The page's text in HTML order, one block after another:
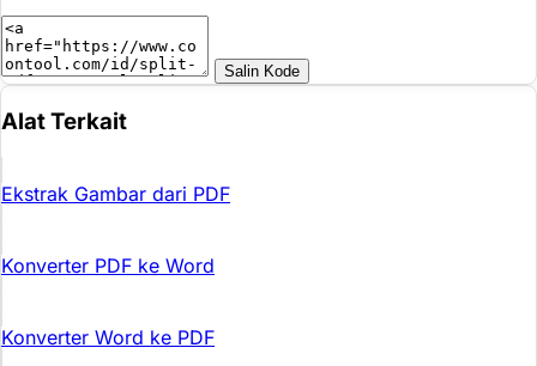
Salin Kode
Alat Terkait
Ekstrak Gambar dari PDF
Konverter PDF ke Word
Konverter Word ke PDF